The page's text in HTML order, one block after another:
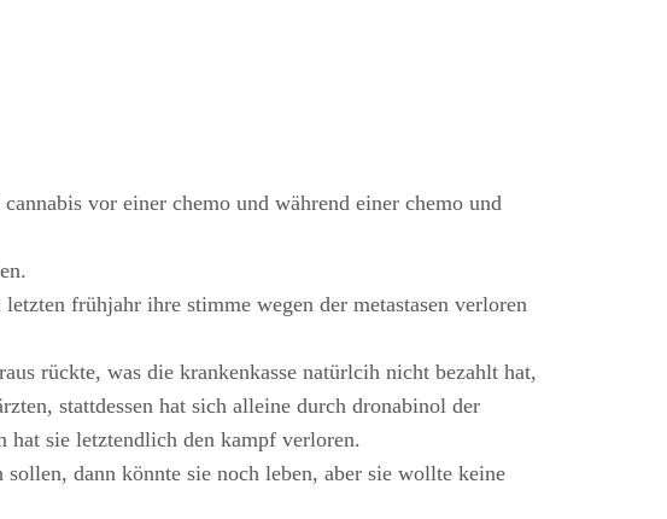
vor einer chemo und während einer chemo und
frühjahr ihre stimme wegen der metastasen verloren
rückte, was die krankenkasse natürlcih nicht bezahlt hat,
stattdessen hat sich alleine durch dronabinol der
hat sie letztendlich den kampf verloren.
dann könnte sie noch leben, aber sie wollte keine